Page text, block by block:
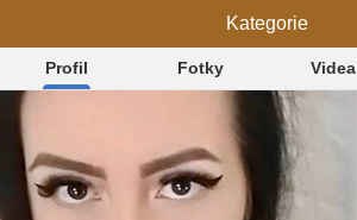
ArielBlossom
Profil Fotky Videa
Kategorie